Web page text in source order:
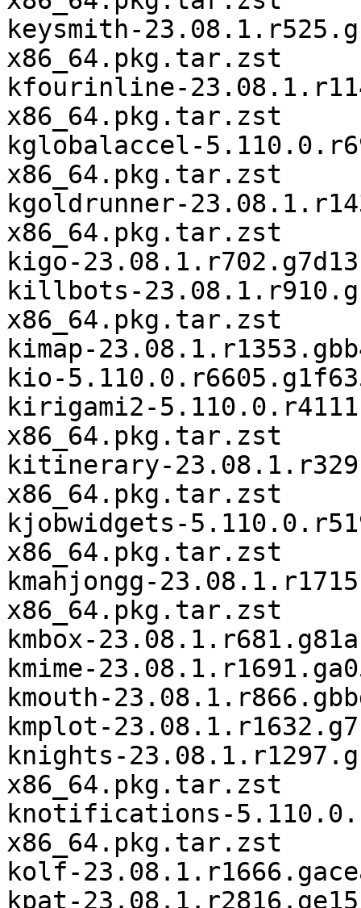
keysmith-
x86_64.pkg.tar.zst
kfourinline-
x86_64.pkg.tar.zst
kglobalaccel-
x86_64.pkg.tar.zst
kgoldrunner-
x86_64.pkg.tar.zst
kigo-
killbots-
x86_64.pkg.tar.zst
kimap-
kio-
kirigami2-
x86_64.pkg.tar.zst
kitinerary-
x86_64.pkg.tar.zst
kjobwidgets-
x86_64.pkg.tar.zst
kmahjongg-
x86_64.pkg.tar.zst
kmbox-
kmime-
kmouth-
kmplot-
knights-
x86_64.pkg.tar.zst
knotifications-
x86_64.pkg.tar.zst
kolf-
kpat-